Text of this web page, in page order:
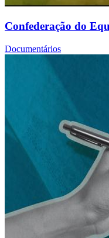
Confederação do
Documentários